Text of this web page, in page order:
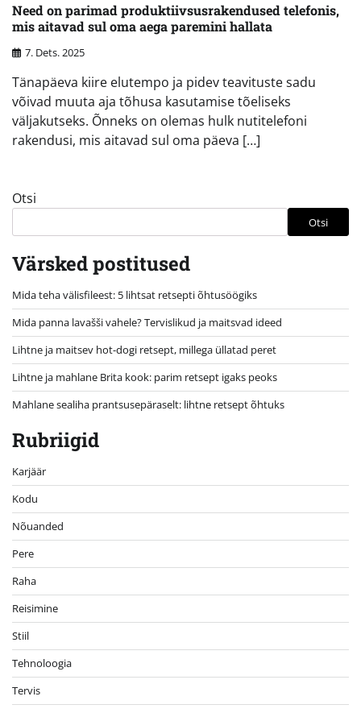
Need on parimad produktiivsusrakendused telefonis,
mis aitavad sul oma aega paremini hallata
7. Dets. 2025
Tänapäeva kiire elutempo ja pidev teavituste sadu
võivad muuta aja tõhusa kasutamise tõeliseks
väljakutseks. Õnneks on olemas hulk nutitelefoni
rakendusi, mis aitavad sul oma päeva […]
Otsi
Otsi
Värsked postitused
Mida teha välisfileest: 5 lihtsat retsepti õhtusöögiks
Mida panna lavašši vahele? Tervislikud ja maitsvad ideed
Lihtne ja maitsev hot-dogi retsept, millega üllatad peret
Lihtne ja mahlane Brita kook: parim retsept igaks peoks
Mahlane sealiha prantsusepäraselt: lihtne retsept õhtuks
Rubriigid
Karjäär
Kodu
Nõuanded
Pere
Raha
Reisimine
Stiil
Tehnoloogia
Tervis